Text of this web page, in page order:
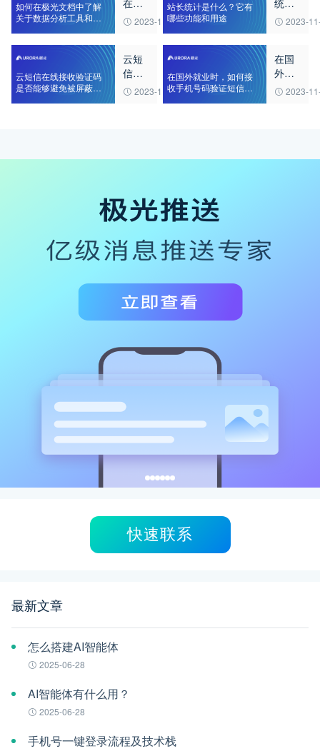
如何在极光文档中了解
关于数据分析工具和指
光文
关于
数据
分析
方法
2023-11-01
站长统计是什么？它有
哪些功能和用途
是什
哪些
功能
和用
2023-
云短信在线接收验证码
是否能够避免被屏蔽或
云短
信在
线接
避免
过滤
2023-11-13
在国外就业时，如何接
收手机号码验证短信以
在国
外就
业
号码
2023-
快速联系
最新文章
怎么搭建AI智能体
2025-06-28
AI智能体有什么用？
2025-06-28
手机号一键登录流程及技术栈